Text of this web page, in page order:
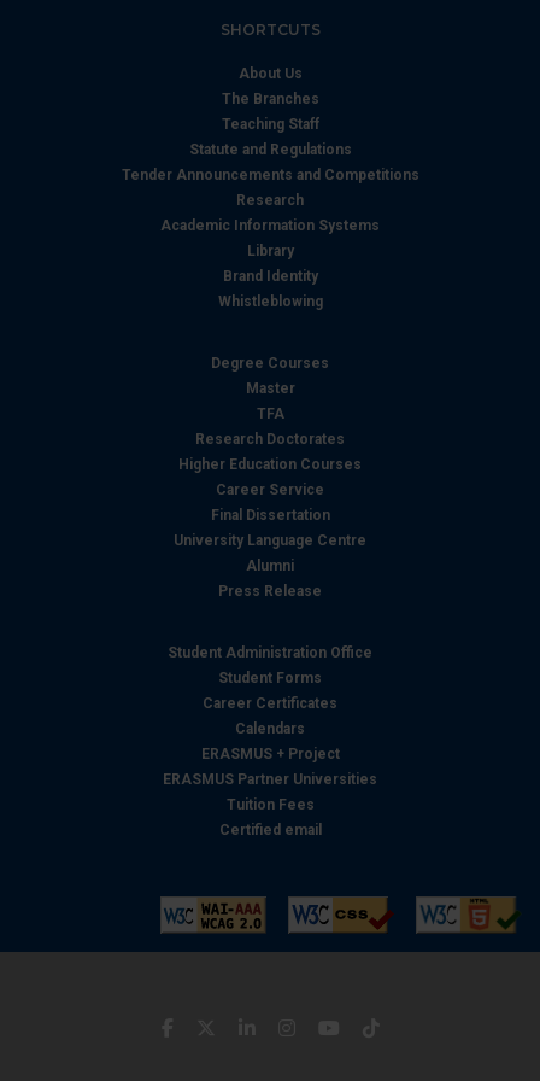
pubblicità e social media, i quali potrebbero combinarle
raccolto dal suo utilizzo dei loro servizi.
SHORTCUTS
About Us
The Branches
Teaching Staff
Statute and Regulations
Tender Announcements and Competitions
Research
Academic Information Systems
Library
Brand Identity
Whistleblowing
Degree Courses
Master
TFA
Research Doctorates
Higher Education Courses
Career Service
Final Dissertation
University Language Centre
Alumni
Press Release
Student Administration Office
Student Forms
Career Certificates
Calendars
ERASMUS + Project
ERASMUS Partner Universities
Tuition Fees
Certified email